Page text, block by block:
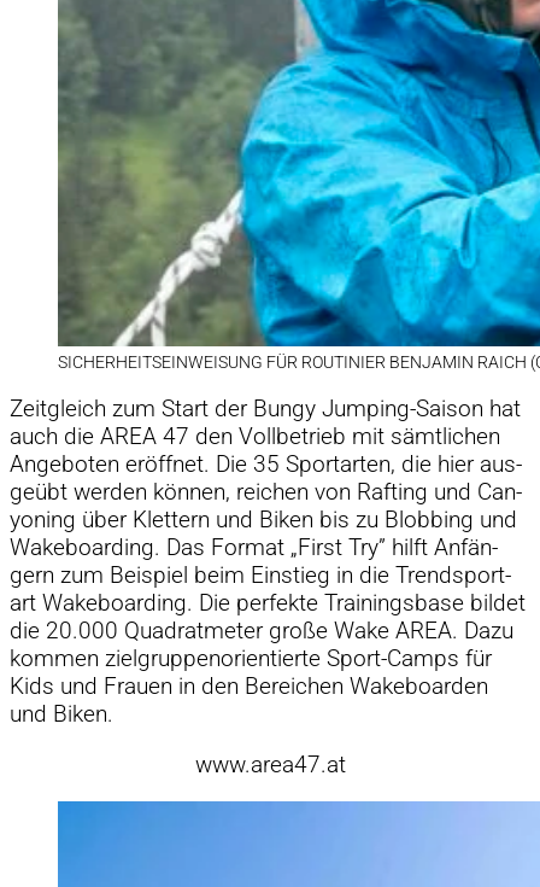
SI­CHER­HEITS­EIN­WEI­SUNG FÜR ROU­TI­NIER BEN­JA­MIN RAICH
Zeit­gleich zum Start der Bungy Jum­ping-Sai­son hat
auch die AREA 47 den Voll­be­trieb mit sämt­li­chen
An­ge­bo­ten er­öff­net. Die 35 Sport­ar­ten, die hier aus­
ge­übt wer­den kön­nen, rei­chen von Raf­ting und Can­
yo­ning über Klet­tern und Bi­ken bis zu Blob­bing und
Wa­ke­boar­ding. Das For­mat „First Try” hilft An­fän­
gern zum Bei­spiel beim Ein­stieg in die Trend­sport­
art Wa­ke­boar­ding. Die per­fekte Trai­nings­base bil­det
die 20.000 Qua­drat­me­ter große Wake AREA. Dazu
kom­men ziel­grup­pen­ori­en­tierte Sport-Camps für
Kids und Frauen in den Be­rei­chen Wa­ke­boar­den
und Bi­ken.
www.area47.at